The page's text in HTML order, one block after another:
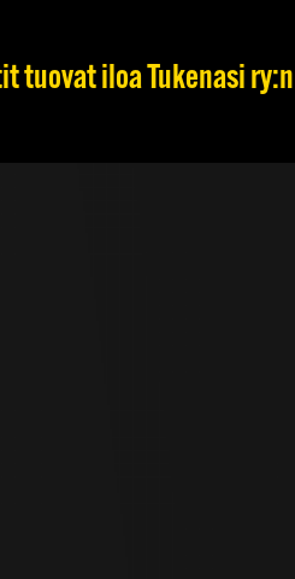
tuovat iloa Tukenasi